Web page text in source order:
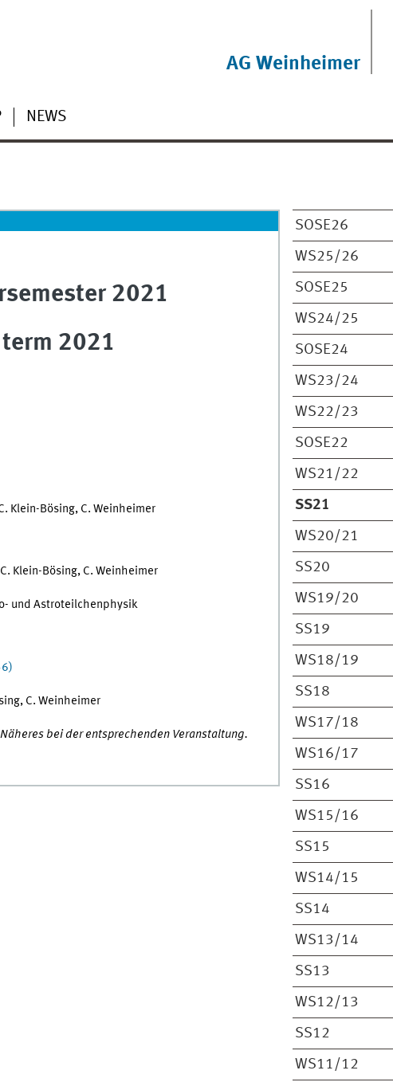
AG Weinheimer
NEWS
SOSE26
WS25/26
SOSE25
WS24/25
SOSE24
WS23/24
WS22/23
SOSE22
WS21/22
SS21
WS20/21
SS20
WS19/20
SS19
WS18/19
SS18
WS17/18
WS16/17
SS16
WS15/16
SS15
WS14/15
SS14
WS13/14
SS13
WS12/13
SS12
WS11/12
2021
2021
Klein-Bösing, C. Weinheimer
Klein-Bösing, C. Weinheimer
und Astroteilchenphysik
C. Weinheimer
bei der entsprechenden Veranstaltung.